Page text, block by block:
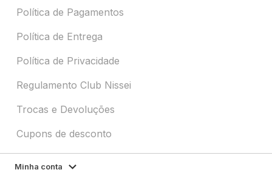
Política de Pagamentos
Política de Entrega
Política de Privacidade
Regulamento Club Nissei
Trocas e Devoluções
Cupons de desconto
Minha conta